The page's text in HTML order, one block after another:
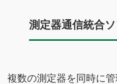
測定器通信統合
複数の測定器を同時に